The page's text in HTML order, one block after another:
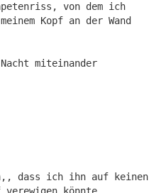
von dem ich
Kopf an der Wand
miteinander
dass ich ihn auf keinen